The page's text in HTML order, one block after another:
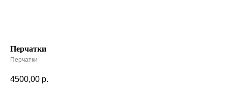
Перчатки
Перчатки
4500,00 р.